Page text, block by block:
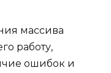
массива
работу,
ошибок и